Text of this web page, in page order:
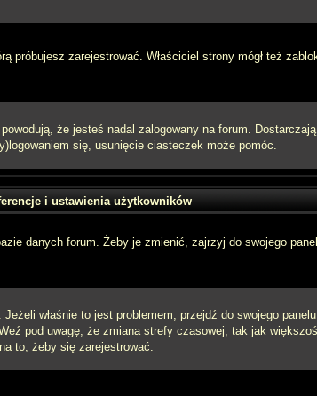
próbujesz zarejestrować. Właściciel strony mógł też
że jesteś nadal zalogowany na forum.
się, usunięcie ciasteczek może pomóc.
i ustawienia użytkowników
danych forum. Żeby je zmienić, zajrzyj do swojego
właśnie to jest problemem, przejdź do swojego
pod uwagę, że zmiana strefy czasowej, tak jak
to, żeby się zarejestrować.